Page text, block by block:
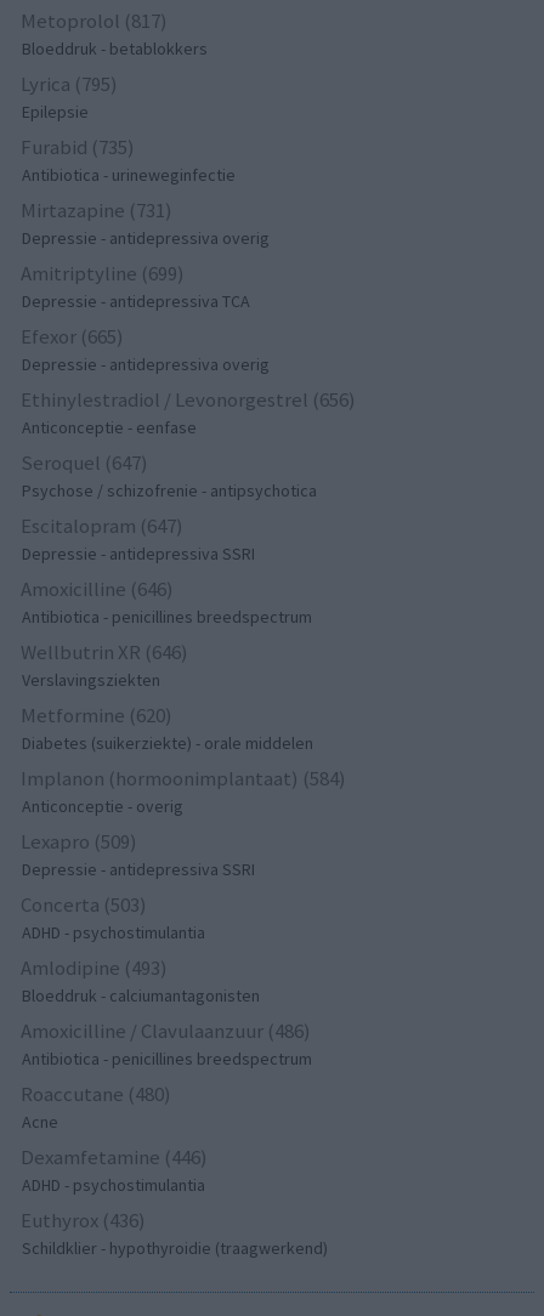
Metoprolol (817)
Bloeddruk - betablokkers
Lyrica (795)
Epilepsie
Furabid (735)
Antibiotica - urineweginfectie
Mirtazapine (731)
Depressie - antidepressiva overig
Amitriptyline (699)
Depressie - antidepressiva TCA
Efexor (665)
Depressie - antidepressiva overig
Ethinylestradiol / Levonorgestrel (656)
Anticonceptie - eenfase
Seroquel (647)
Psychose / schizofrenie - antipsychotica
Escitalopram (647)
Depressie - antidepressiva SSRI
Amoxicilline (646)
Antibiotica - penicillines breedspectrum
Wellbutrin XR (646)
Verslavingsziekten
Metformine (620)
Diabetes (suikerziekte) - orale middelen
Implanon (hormoonimplantaat) (584)
Anticonceptie - overig
Lexapro (509)
Depressie - antidepressiva SSRI
Concerta (503)
ADHD - psychostimulantia
Amlodipine (493)
Bloeddruk - calciumantagonisten
Amoxicilline / Clavulaanzuur (486)
Antibiotica - penicillines breedspectrum
Roaccutane (480)
Acne
Dexamfetamine (446)
ADHD - psychostimulantia
Euthyrox (436)
Schildklier - hypothyroidie (traagwerkend)